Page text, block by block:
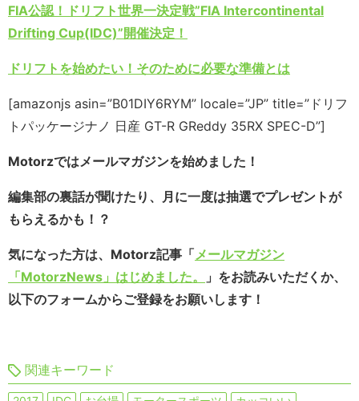
FIA公認！ドリフト世界一決定戦”FIA Intercontinental
Drifting Cup(IDC)”開催決定！
ドリフトを始めたい！そのために必要な準備とは
[amazonjs asin=”B01DIY6RYM” locale=”JP” title=”ドリフ
トパッケージナノ 日産 GT-R GReddy 35RX SPEC-D”]
Motorzではメールマガジンを始めました！
編集部の裏話が聞けたり、月に一度は抽選でプレゼントが
もらえるかも！？
気になった方は、Motorz記事「メールマガジン
「MotorzNews」はじめました。
」をお読みいただくか、
以下のフォームからご登録をお願いします！
関連キーワード